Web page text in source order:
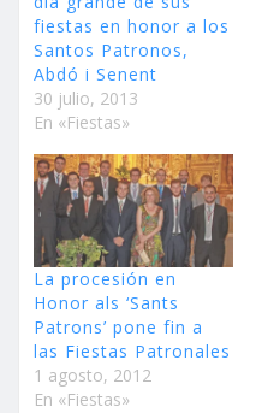
fiestas en honor a los
Santos Patronos,
Abdó i Senent
30 julio, 2013
En «Fiestas»
La procesión en
Honor als ‘Sants
Patrons’ pone fin a
las Fiestas Patronales
1 agosto, 2012
En «Fiestas»